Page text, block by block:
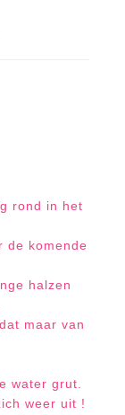
rond in het
de komende
halzen
maar van
water grut.
weer uit !